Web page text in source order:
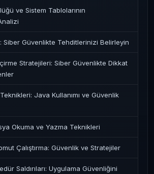
ve Sistem Tablolarının
Siber Güvenlikte Tehditlerinizi Belirleyin
Stratejileri: Siber Güvenlikte Dikkat
Java Kullanımı ve Güvenlik
Okuma ve Yazma Teknikleri
Çalıştırma: Güvenlik ve Stratejiler
Saldırıları: Uygulama Güvenliğini